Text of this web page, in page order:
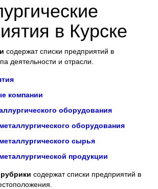
в Курске
содержат списки предприятий в
деятельности и отрасли.
компании
оборудования
оборудования
сырья
продукции
содержат списки предприятий в